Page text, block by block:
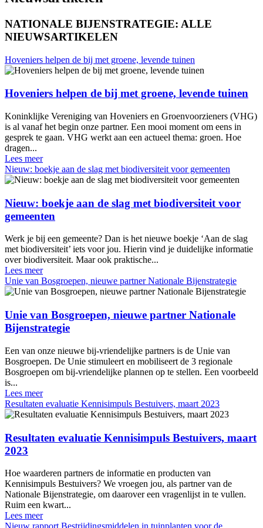
NATIONALE BIJENSTRATEGIE: ALLE
NIEUWSARTIKELEN
Hoveniers helpen de bij met groene, levende tuinen
Hoveniers helpen de bij met groene, levende tuinen
Koninklijke Vereniging van Hoveniers en Groenvoorzieners (VHG)
is al vanaf het begin onze partner. Een mooi moment om eens in
gesprek te gaan. VHG werkt aan een actueel thema: groen. Hoe
dragen...
Lees meer
Nieuw: boekje aan de slag met biodiversiteit voor gemeenten
Nieuw: boekje aan de slag met biodiversiteit voor
gemeenten
Werk je bij een gemeente? Dan is het nieuwe boekje ‘Aan de slag
met biodiversiteit’ iets voor jou. Hierin vind je duidelijke informatie
over biodiversiteit. Maar ook praktische...
Lees meer
Unie van Bosgroepen, nieuwe partner Nationale Bijenstrategie
Unie van Bosgroepen, nieuwe partner Nationale
Bijenstrategie
Een van onze nieuwe bij-vriendelijke partners is de Unie van
Bosgroepen. De Unie stimuleert en mobiliseert de 3 regionale
Bosgroepen om bij-vriendelijke plannen op te stellen. Een voorbeeld
is...
Lees meer
Resultaten evaluatie Kennisimpuls Bestuivers, maart 2023
Resultaten evaluatie Kennisimpuls Bestuivers, maart
2023
Hoe waarderen partners de informatie en producten van
Kennisimpuls Bestuivers? We vroegen jou, als partner van de
Nationale Bijenstrategie, om daarover een vragenlijst in te vullen.
Ruim een kwart...
Lees meer